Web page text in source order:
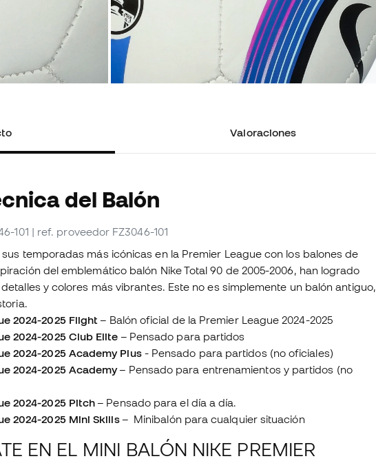
Valoraciones
del Balón
101 | ref. proveedor FZ3046-101
temporadas más icónicas en la Premier League con los balones de
del emblemático balón Nike Total 90 de 2005-2006, han logrado
y colores más vibrantes. Este no es simplemente un balón antiguo,
2024-2025 Flight– Balón oficial de la Premier League 2024-2025
2024-2025 Club Elite – Pensado para partidos
2024-2025 Academy Plus- Pensado para partidos (no oficiales)
2024-2025 Academy– Pensado para entrenamientos y partidos (no
2024-2025 Pitch – Pensado para el día a día.
2024-2025 Mini Skills– Minibalón para cualquier situación
EN EL MINI BALÓN NIKE PREMIER